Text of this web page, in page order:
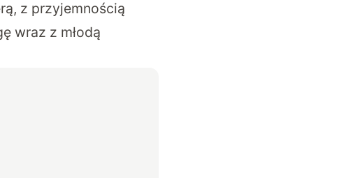
z przyjemnością
wraz z młodą